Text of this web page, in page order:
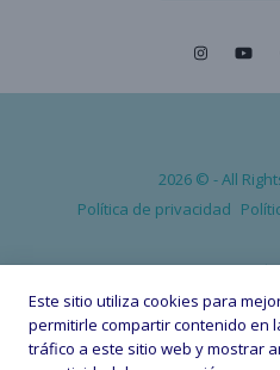
2026 © - All
Política de privacidad
VOLVER
Este sitio utiliza cookies para
permitirle compartir contenido en
tráfico a este sitio web y mostrar